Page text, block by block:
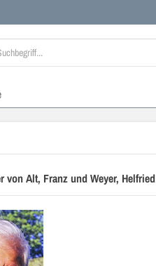
von Alt, Franz und Weyer, Helfried